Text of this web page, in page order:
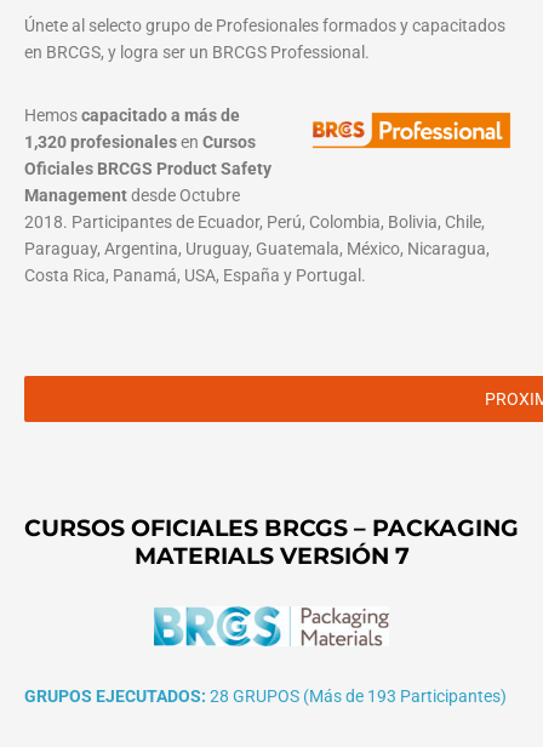
Únete al selecto grupo de Profesionales formados y capacitados
en BRCGS, y logra ser un BRCGS Professional.
Hemoscapacitado a más de
1,320 profesionalesen Cursos
Oficiales BRCGS Product Safety
Managementdesde Octubre
2018. Participantes de Ecuador, Perú, Colombia, Bolivia, Chile,
Paraguay, Argentina, Uruguay, Guatemala, México, Nicaragua,
Costa Rica, Panamá, USA, España y Portugal.
CURSOS OFICIALES BRCGS – PACKAGING
MATERIALS VERSIÓN 7
GRUPOS EJECUTADOS: 28 GRUPOS (Más de 193 Participantes)